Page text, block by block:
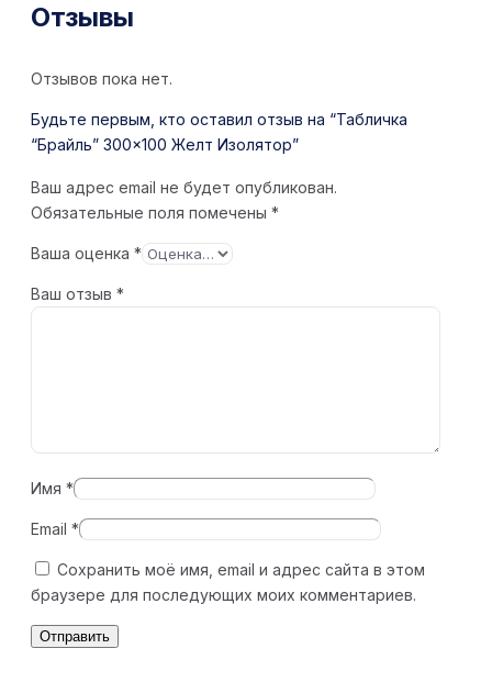
Отзывы
Отзывов пока нет.
Будьте первым, кто оставил отзыв на “Табличка
“Брайль” 300×100 Желт Изолятор”
Ваш адрес email не будет опубликован.
Обязательные поля помечены *
Ваша оценка *
Ваш отзыв *
Имя *
Email *
Сохранить моё имя, email и адрес сайта в этом
браузере для последующих моих комментариев.